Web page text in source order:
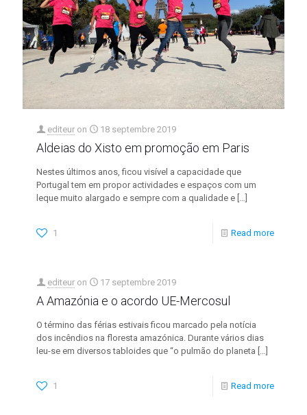
editeur on 18 septembre 2019
Aldeias do Xisto em promoção em Paris
Nestes últimos anos, ficou visível a capacidade que
Portugal tem em propor actividades e espaços com um
leque muito alargado e sempre com a qualidade e […]
1 Read more
editeur on 17 septembre 2019
A Amazónia e o acordo UE-Mercosul
O término das férias estivais ficou marcado pela notícia
dos incêndios na floresta amazónica. Durante vários dias
leu-se em diversos tabloides que “o pulmão do planeta […]
1 Read more